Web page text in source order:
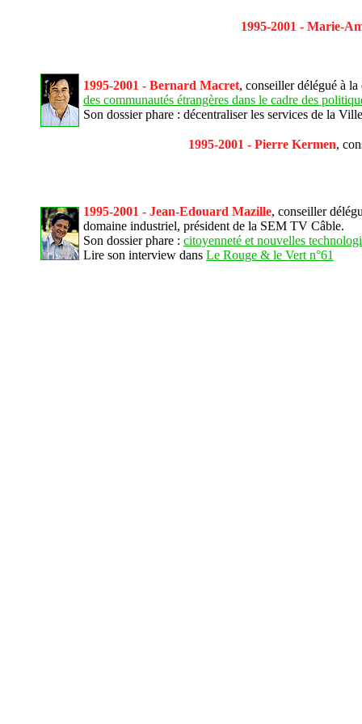
1995-2001 - Marie-
1995-2001 - Bernard Macret, conseiller délégué à
des communautés étrangères dans le cadre des
Son dossier phare : décentraliser les services de la
1995-2001 - Pierre Kermen,
1995-2001 - Jean-Edouard Mazille, conseiller
domaine industriel, président de la SEM TV Câble.
Son dossier phare : citoyenneté et nouvelles
Lire son interview dans Le Rouge & le Vert n°61